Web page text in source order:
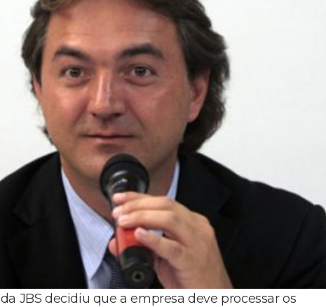
JBS decidiu que a empresa deve processar os